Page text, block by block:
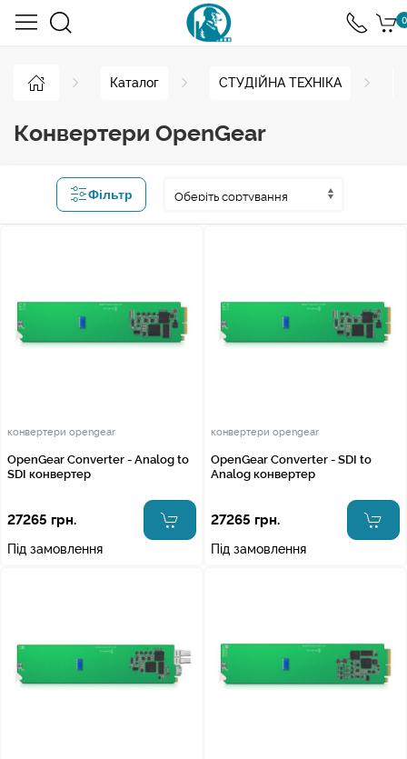
0
Каталог СТУДІЙНА ТЕХНІКА
Конвертери OpenGear
Фільтр
конвертери opengear
OpenGear Converter - Analog to
SDI конвертер
27265 грн.
Під замовлення
конвертери opengear
OpenGear Converter - SDI to
Analog конвертер
27265 грн.
Під замовлення